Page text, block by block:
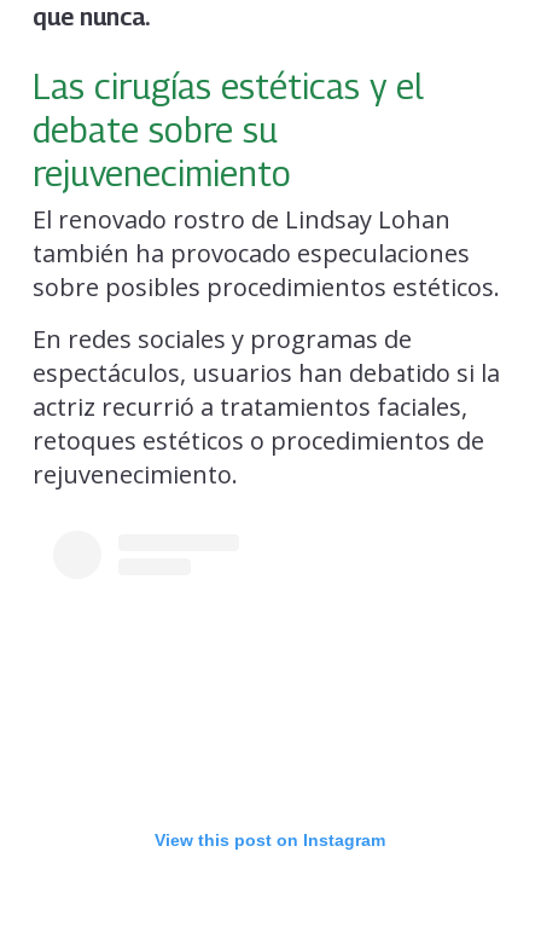
que nunca.
Las cirugías estéticas y el
debate sobre su
rejuvenecimiento
El renovado rostro de Lindsay Lohan
también ha provocado especulaciones
sobre posibles procedimientos estéticos.
En redes sociales y programas de
espectáculos, usuarios han debatido si la
actriz recurrió a tratamientos faciales,
retoques estéticos o procedimientos de
rejuvenecimiento.
View this post on Instagram